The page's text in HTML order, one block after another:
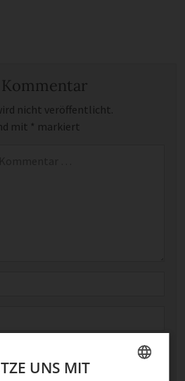
nicht veröffentlicht.
mit * markiert
UNS MIT